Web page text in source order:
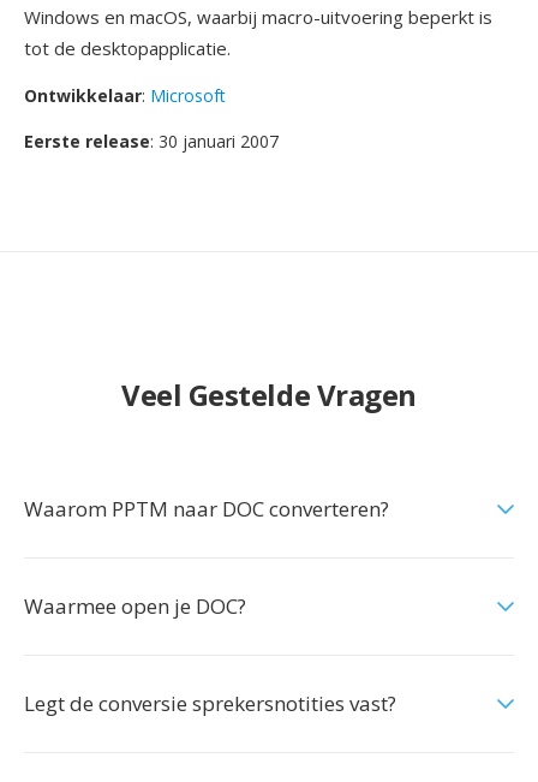
Windows en macOS, waarbij macro-uitvoering beperkt is
tot de desktopapplicatie.
Ontwikkelaar: Microsoft
Eerste release: 30 januari 2007
Veel Gestelde Vragen
Waarom PPTM naar DOC converteren?
Waarmee open je DOC?
Legt de conversie sprekersnotities vast?